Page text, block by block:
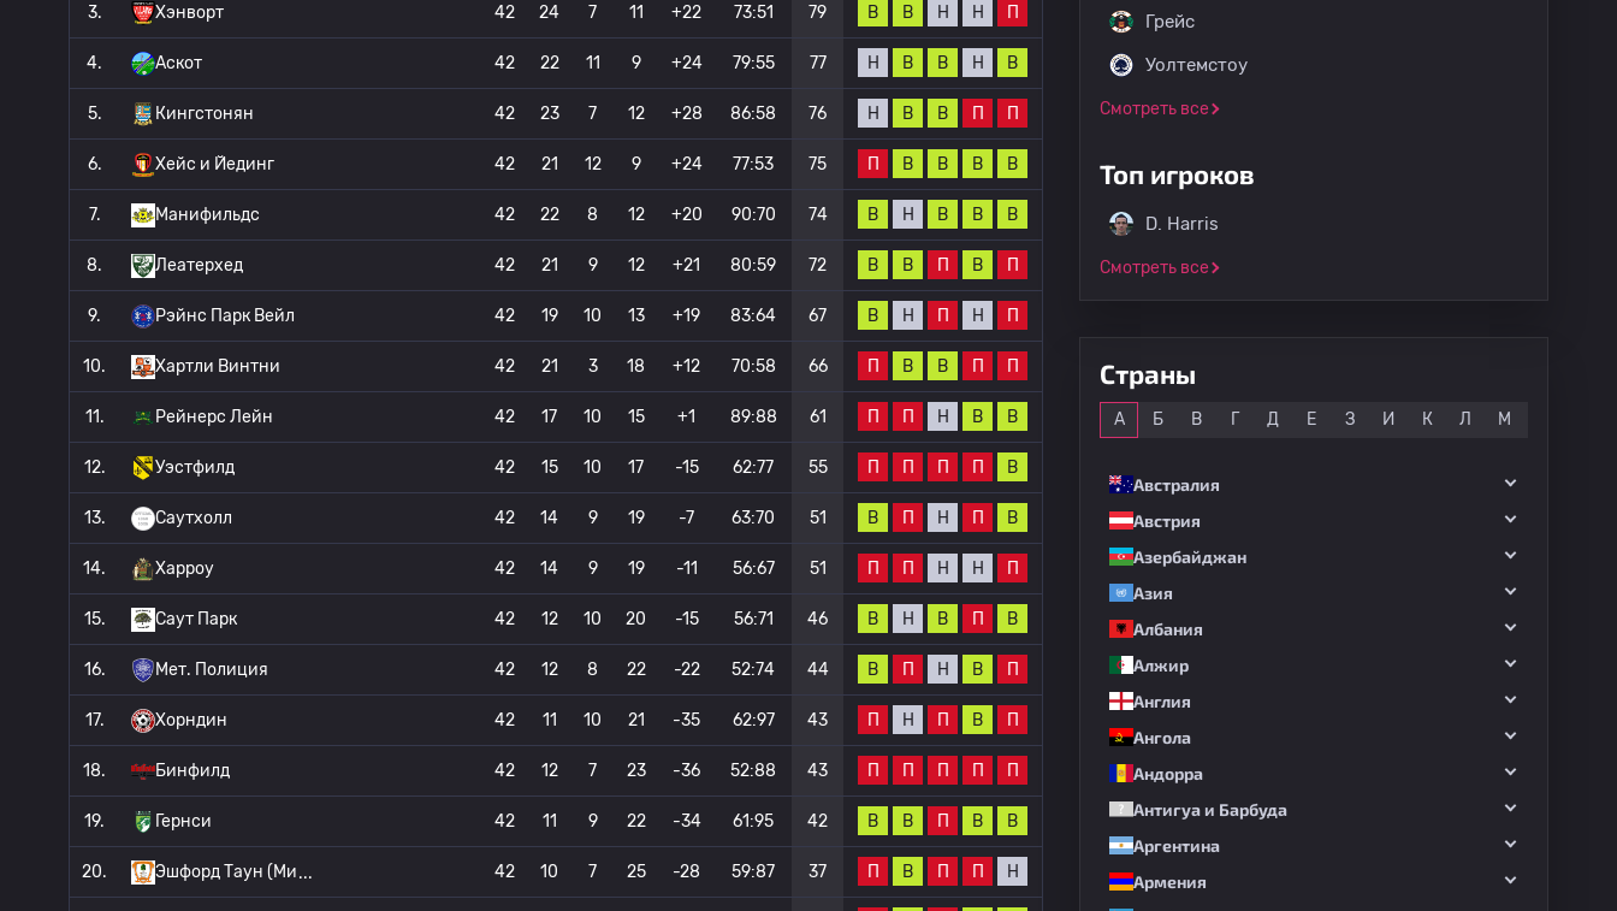
3. Хэнворт 42 24 7 11 +22 73:51 79 В В Н Н П
4. Аскот 42 22 11 9 +24 79:55 77 Н В В Н В
5. Кингстонян 42 23 7 12 +28 86:58 76 Н В В П П
6. Хейс и Йединг 42 21 12 9 +24 77:53 75 П В В В В
7. Манифильдс 42 22 8 12 +20 90:70 74 В Н В В В
8. Леатерхед 42 21 9 12 +21 80:59 72 В В П В П
9. Рэйнс Парк Вейл 42 19 10 13 +19 83:64 67 В Н П Н П
10. Хартли Винтни 42 21 3 18 +12 70:58 66 П В В П П
11. Рейнерс Лейн 42 17 10 15 +1 89:88 61 П П Н В В
12. Уэстфилд 42 15 10 17 -15 62:77 55 П П П П В
13. Саутхолл 42 14 9 19 -7 63:70 51 В П Н П В
14. Харроу 42 14 9 19 -11 56:67 51 П П Н Н П
15. Саут Парк 42 12 10 20 -15 56:71 46 В Н В П В
16. Мет. Полиция 42 12 8 22 -22 52:74 44 В П Н В П
17. Хорндин 42 11 10 21 -35 62:97 43 П Н П В П
18. Бинфилд 42 12 7 23 -36 52:88 43 П П П П П
19. Гернси 42 11 9 22 -34 61:95 42 В В П В В
20. Эшфорд Таун (Ми 42 10 7 25 -28 59:87 37 П В П П Н
Грейс
Уолтемстоу
Смотреть все
Топ игроков
D. Harris
Смотреть все
Страны
А Б В Г Д Е З И К Л М
Австралия
Австрия
Азербайджан
Азия
Албания
Алжир
Англия
Ангола
Андорра
Антигуа и Барбуда
Аргентина
Армения